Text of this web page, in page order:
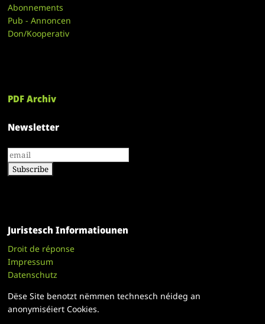
Abonnements
Pub - Annoncen
Don/Kooperativ
PDF Archiv
Newsletter
Juristesch Informatiounen
Droit de réponse
Impressum
Datenschutz
Dëse Site benotzt nëmmen technesch néideg an
anonymiséiert Cookies.